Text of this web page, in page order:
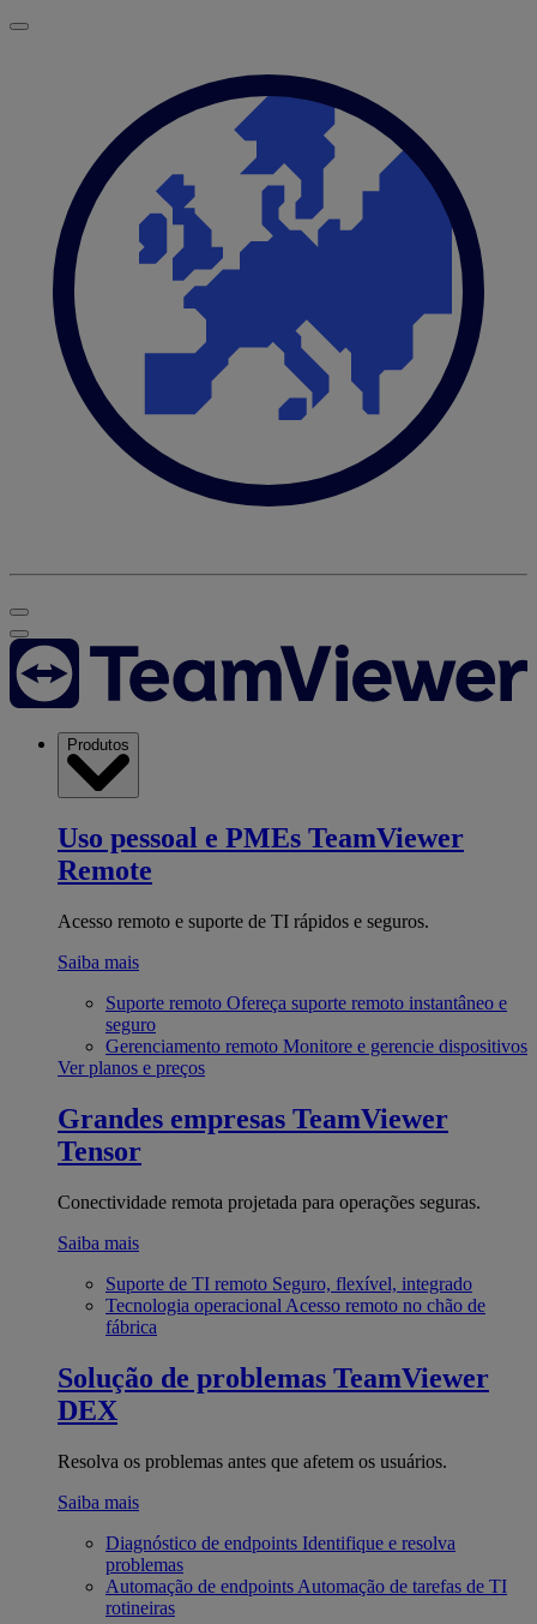
Produtos
Uso pessoal e PMEs TeamViewer
Remote
Acesso remoto e suporte de TI rápidos e seguros.
Saiba mais
Suporte remoto Ofereça suporte remoto instantâneo e
seguro
Gerenciamento remoto Monitore e gerencie dispositivos
Ver planos e preços
Grandes empresas TeamViewer
Tensor
Conectividade remota projetada para operações seguras.
Saiba mais
Suporte de TI remoto Seguro, flexível, integrado
Tecnologia operacional Acesso remoto no chão de
fábrica
Solução de problemas TeamViewer
DEX
Resolva os problemas antes que afetem os usuários.
Saiba mais
Diagnóstico de endpoints Identifique e resolva
problemas
Automação de endpoints Automação de tarefas de TI
rotineiras